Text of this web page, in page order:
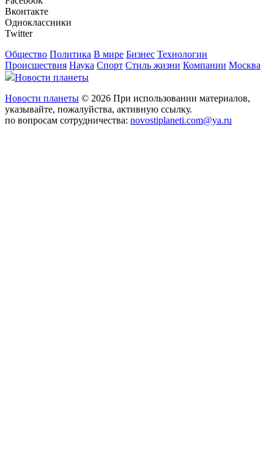
Вконтакте
Одноклассники
Twitter
Общество Политика В мире Бизнес Технологии
Происшествия Наука Спорт Стиль жизни Компании Москва
Новости планеты
Новости планеты © 2026 При использовании материалов,
указывайте, пожалуйства, активную ссылку.
по вопросам сотрудничества: novostiplaneti.com@ya.ru